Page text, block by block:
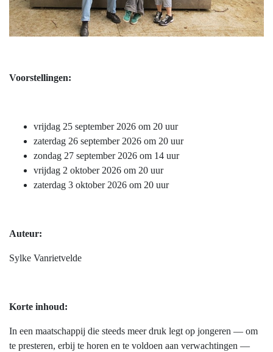
Voorstellingen:
vrijdag 25 september 2026 om 20 uur
zaterdag 26 september 2026 om 20 uur
zondag 27 september 2026 om 14 uur
vrijdag 2 oktober 2026 om 20 uur
zaterdag 3 oktober 2026 om 20 uur
Auteur:
Sylke Vanrietvelde
Korte inhoud:
In een maatschappij die steeds meer druk legt op jongeren — om
te presteren, erbij te horen en te voldoen aan verwachtingen —